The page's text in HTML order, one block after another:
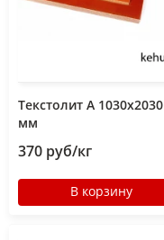
Текстолит А
мм
370 руб/кг
В корзину